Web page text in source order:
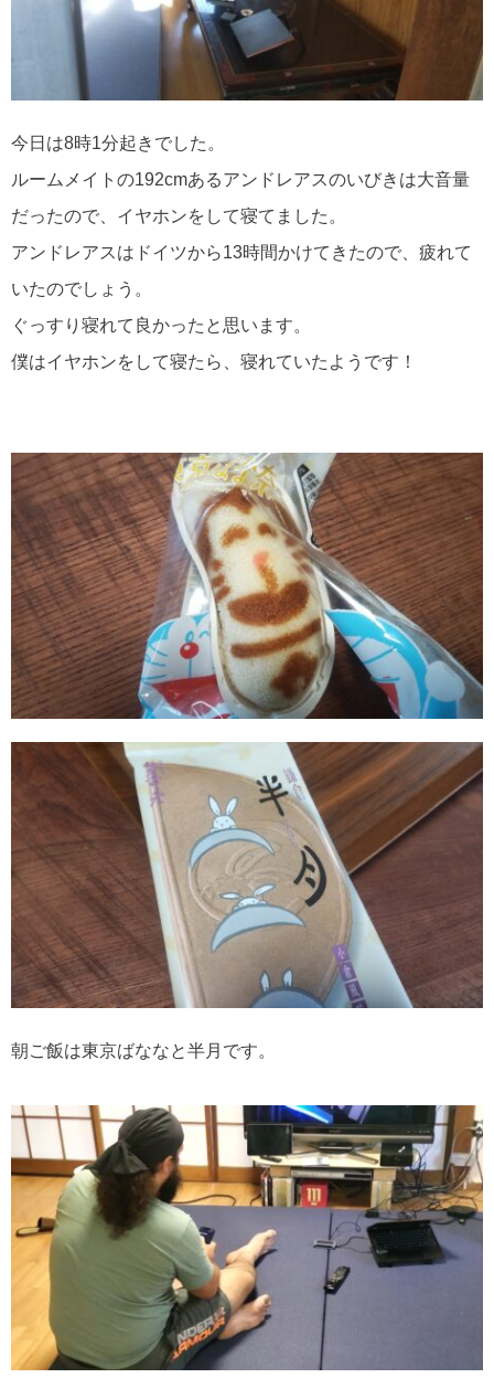
今日は8時1分起きでした。⁡
ルームメイトの⁡192cmあるアンドレアスのいびきは大音量
だったので、イヤホンをして寝てました。⁡⁡
アンドレアスはドイツから13時間かけてきたので、疲れて
いたのでしょう。⁡
⁡ぐっすり寝れて良かったと思います。
僕は⁡イヤホンをして寝たら、寝れていたようです！⁡
朝ご飯は東京ばななと半月です。